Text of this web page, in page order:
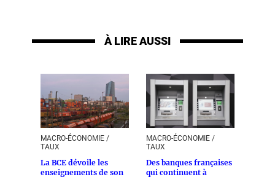
À LIRE AUSSI
MACRO-ÉCONOMIE /
TAUX
La BCE dévoile les
enseignements de son
MACRO-ÉCONOMIE /
TAUX
Des banques françaises
qui continuent à